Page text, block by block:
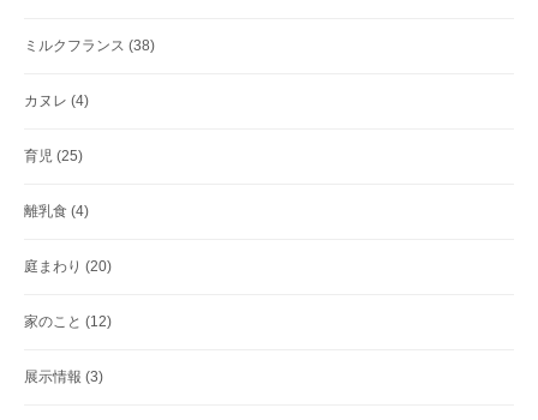
ミルクフランス (38)
カヌレ (4)
育児 (25)
離乳食 (4)
庭まわり (20)
家のこと (12)
展示情報 (3)